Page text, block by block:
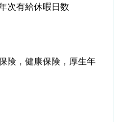
次有給休暇日数
険，健康保険，厚生年